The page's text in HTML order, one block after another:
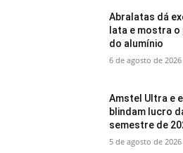
Abralatas dá
lata e mostra
do alumínio
6 de agosto de 2026
Amstel Ultra e
blindam lucro
semestre de
5 de agosto de 2026